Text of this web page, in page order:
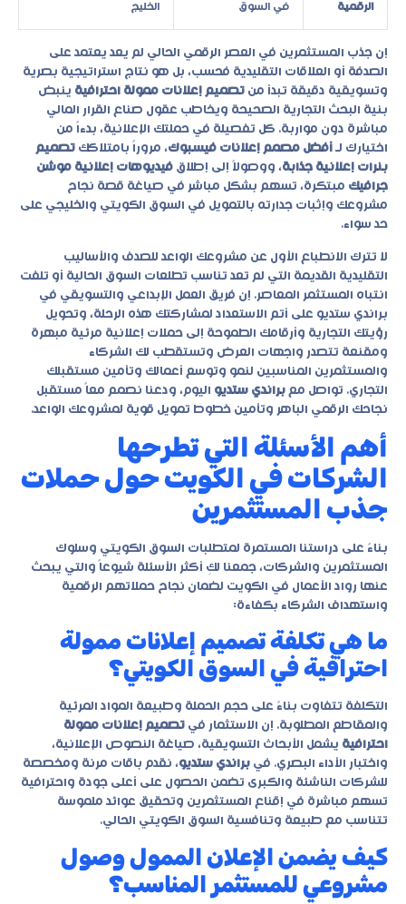
الرقمية
في السوق
الخليج
إن جذب المستثمرين في العصر الرقمي الحالي لم يعد يعتمد على
الصدفة أو العلاقات التقليدية فحسب، بل هو نتاج استراتيجية بصرية
وتسويقية دقيقة تبدأ من تصميم إعلانات ممولة احترافية ينبض
بنية البحث التجارية الصحيحة ويخاطب عقول صناع القرار المالي
مباشرة دون مواربة. كل تفصيلة في حملتك الإعلانية، بدءاً من
اختيارك لـ أفضل مصمم إعلانات فيسبوك، مروراً بامتلاكك تصميم
بنرات إعلانية جذابة، ووصولاً إلى إطلاق فيديوهات إعلانية موشن
جرافيك مبتكرة، تسهم بشكل مباشر في صياغة قصة نجاح
مشروعك وإثبات جدارته بالتمويل في السوق الكويتي والخليجي على
حد سواء.
لا تترك الانطباع الأول عن مشروعك الواعد للصدف والأساليب
التقليدية القديمة التي لم تعد تناسب تطلعات السوق الحالية أو تلفت
انتباه المستثمر المعاصر. إن فريق العمل الإبداعي والتسويقي في
براندي ستديو على أتم الاستعداد لمشاركتك هذه الرحلة، وتحويل
رؤيتك التجارية وأرقامك الطموحة إلى حملات إعلانية مرئية مبهرة
ومقنعة تتصدر واجهات العرض وتستقطب لك الشركاء
والمستثمرين المناسبين لنمو وتوسع أعمالك وتأمين مستقبلك
التجاري. تواصل مع براندي ستديو اليوم، ودعنا نصمم معاً مستقبل
نجاحك الرقمي الباهر وتأمين خطوط تمويل قوية لمشروعك الواعد.
أهم الأسئلة التي تطرحها
الشركات في الكويت حول حملات
جذب المستثمرين
بناءً على دراستنا المستمرة لمتطلبات السوق الكويتي وسلوك
المستثمرين والشركات، جمعنا لكِ أكثر الأسئلة شيوعاً والتي يبحث
عنها رواد الأعمال في الكويت لضمان نجاح حملاتهم الرقمية
واستهداف الشركاء بكفاءة:
ما هي تكلفة تصميم إعلانات ممولة
احترافية في السوق الكويتي؟
التكلفة تتفاوت بناءً على حجم الحملة وطبيعة المواد المرئية
والمقاطع المطلوبة. إن الاستثمار في تصميم إعلانات ممولة
احترافية يشمل الأبحاث التسويقية، صياغة النصوص الإعلانية،
واختبار الأداء البصري. في براندي ستديو، نقدم باقات مرنة ومخصصة
للشركات الناشئة والكبرى تضمن الحصول على أعلى جودة واحترافية
تسهم مباشرة في إقناع المستثمرين وتحقيق عوائد ملموسة
تتناسب مع طبيعة وتنافسية السوق الكويتي الحالي.
كيف يضمن الإعلان الممول وصول
مشروعي للمستثمر المناسب؟